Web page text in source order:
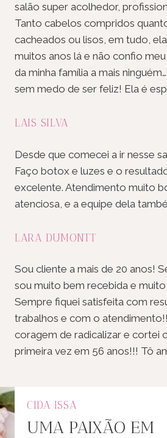
salão super acolhedor,
Tanto cabelos compridos
cacheados ou lisos, em tudo,
muitos anos lá e não confio
da minha família a mais
sem medo de ser feliz! Ela é
LAIS SILVA
Desde que comecei a ir nesse
Faço botox e luzes e o
excelente. Atendimento muito
atenciosa, e a equipe dela
LARA DUMONTT
Sou cliente a mais de 20 anos!
sou muito bem recebida e
Sempre fiquei satisfeita com
trabalhos e com o
coragem de radicalizar e cortei
primeira vez em 56 anos!!! Tô
CIDA ISSA
UMA PAIXÃO EM